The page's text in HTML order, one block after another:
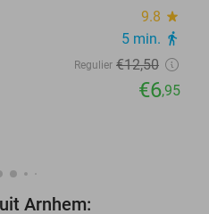
9.8 star
5 min. directions_walk
Regulier €12,50
€6,95
Arnhem: